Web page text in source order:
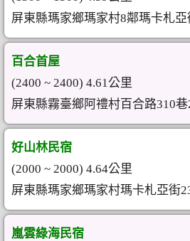
屏東縣瑪家鄉瑪家村8鄰瑪卡札
百合首屋
(2400 ~ 2400) 4.61公里
屏東縣霧臺鄉阿禮村百合路310
好山林民宿
(2000 ~ 2000) 4.64公里
屏東縣瑪家鄉瑪家村瑪卡札亞街
嵐雲綠海民宿